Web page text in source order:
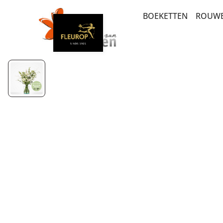
BOEKETTEN